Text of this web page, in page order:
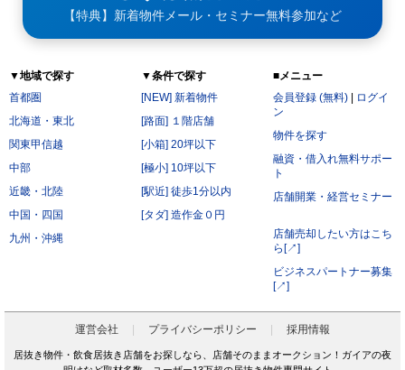
【特典】新着物件メール・セミナー無料参加など
▼地域で探す
首都圏
北海道・東北
関東甲信越
中部
近畿・北陸
中国・四国
九州・沖縄
▼条件で探す
[NEW] 新着物件
[路面] １階店舗
[小箱] 20坪以下
[極小] 10坪以下
[駅近] 徒歩1分以内
[タダ] 造作金０円
■メニュー
会員登録 (無料)
ログイ
ン
物件を探す
融資・借入れ無料サポー
ト
店舗開業・経営セミナー
店舗売却したい方はこち
ら[↗]
ビジネスパートナー募集
[↗]
運営会社 プライバシーポリシー 採用情報
居抜き物件・飲食居抜き店舗をお探しなら、店舗そのままオークション！ガイアの夜